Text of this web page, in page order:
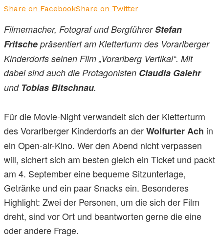
Share on FacebookShare on Twitter
Filmemacher, Fotograf und BergführerStefan
Fritsche präsentiert am Kletterturm des Vorarlberger
Kinderdorfs seinen Film „Vorarlberg Vertikal“. Mit
dabei sind auch die Protagonisten Claudia Galehr
und Tobias Bitschnau.
Für die Movie-Night verwandelt sich der Kletterturm
des Vorarlberger Kinderdorfs an derWolfurter Ach in
ein Open-air-Kino. Wer den Abend nicht verpassen
will, sichert sich am besten gleich ein Ticket und packt
am 4. September eine bequeme Sitzunterlage,
Getränke und ein paar Snacks ein. Besonderes
Highlight: Zwei der Personen, um die sich der Film
dreht, sind vor Ort und beantworten gerne die eine
oder andere Frage.